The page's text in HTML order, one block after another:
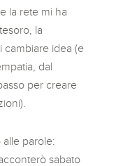
la rete mi ha
la
cambiare idea (e
dal
per creare
alle parole:
sabato